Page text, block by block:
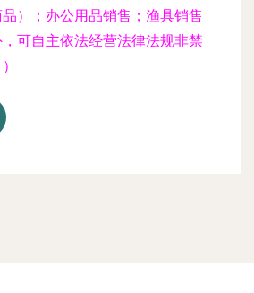
）；办公用品销售；渔具销售
，可自主依法经营法律法规非禁